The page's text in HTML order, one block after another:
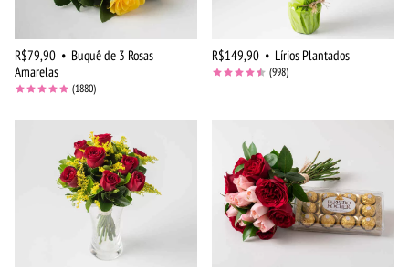
R$79,90 • Buquê de 3 Rosas
Amarelas
(1880)
R$149,90 • Lírios Plantados
(998)